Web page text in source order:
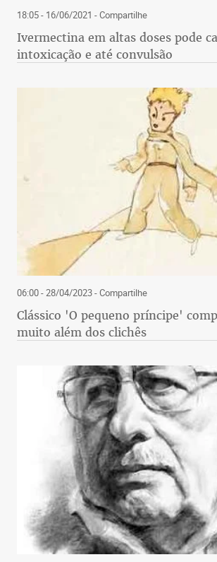
18:05 - 16/06/2021 - Compartilhe
Ivermectina em altas doses pode
intoxicação e até convulsão
06:00 - 28/04/2023- Compartilhe
Clássico 'O pequeno príncipe'
muito além dos clichês